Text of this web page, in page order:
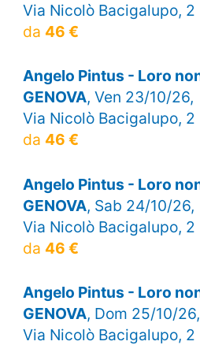
Via Nicolò Bacigalupo, 2
da 46 €
Angelo Pintus - Loro
GENOVA, Ven 23/10/26,
Via Nicolò Bacigalupo, 2
da 46 €
Angelo Pintus - Loro
GENOVA, Sab 24/10/26,
Via Nicolò Bacigalupo, 2
da 46 €
Angelo Pintus - Loro
GENOVA, Dom 25/10/26,
Via Nicolò Bacigalupo, 2